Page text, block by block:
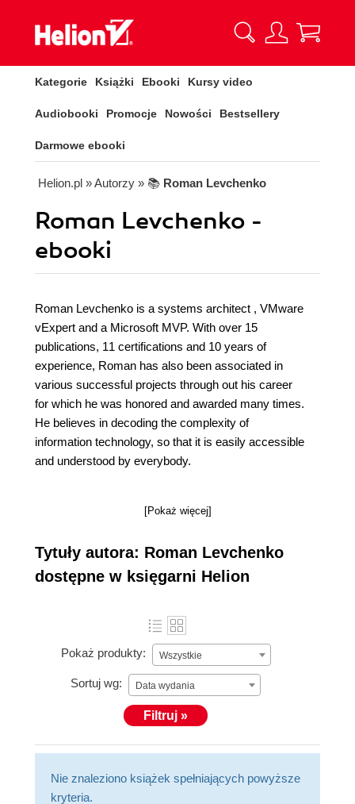
Kategorie Książki Ebooki Kursy video
Audiobooki Promocje Nowości Bestsellery
Darmowe ebooki
Helion.pl » Autorzy » 📚 Roman Levchenko
Roman Levchenko -
ebooki
Roman Levchenko is a systems architect , VMware
vExpert and a Microsoft MVP. With over 15
publications, 11 certifications and 10 years of
experience, Roman has also been associated in
various successful projects through out his career
for which he was honored and awarded many times.
He believes in decoding the complexity of
information technology, so that it is easily accessible
and understood by everybody.
[Pokaż więcej]
Tytuły autora: Roman Levchenko
dostępne w księgarni Helion
Pokaż produkty: Wszystkie
Sortuj wg: Data wydania
Filtruj »
Nie znaleziono książek spełniających powyższe
kryteria.